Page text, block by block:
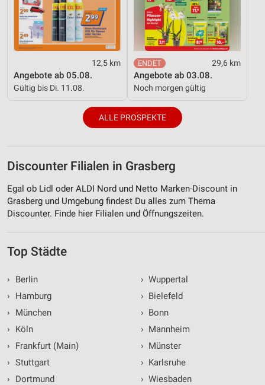
12,5 km
Angebote ab 05.08.
Gültig bis Di. 11.08.
29,6 km
Angebote ab 03.08.
Noch morgen gültig
ALLE PROSPEKTE
Discounter Filialen in Grasberg
Egal ob Lidl oder ALDI Nord und Netto Marken-Discount in
Grasberg und Umgebung findest Du alles zum Thema
Discounter. Finde hier Filialen und Öffnungszeiten.
Top Städte
›
Berlin
›
Hamburg
›
München
›
Köln
›
Frankfurt (Main)
› Stuttgart
›
Dortmund
› Wuppertal
› Bielefeld
› Bonn
› Mannheim
› Münster
› Karlsruhe
› Wiesbaden